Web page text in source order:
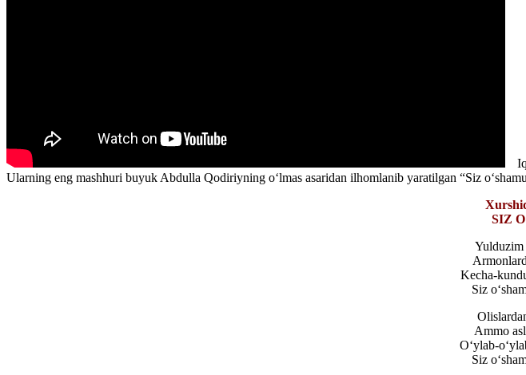
Ularning eng mashhuri buyuk Abdulla Qodiriyning o‘lmas asaridan ilhomlanib yaratilgan “Siz
SIZ
Yulduzim
Kecha-
Siz
Ammo
O‘ylab-
Siz